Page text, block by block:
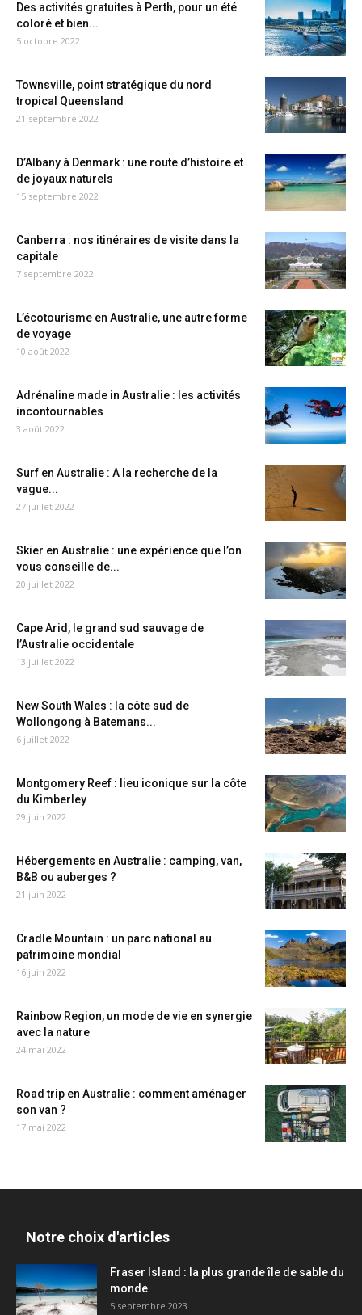
Des activités gratuites à Perth, pour un été
coloré et bien...
5 octobre 2022
Townsville, point stratégique du nord
tropical Queensland
21 septembre 2022
D’Albany à Denmark : une route d’histoire et
de joyaux naturels
15 septembre 2022
Canberra : nos itinéraires de visite dans la
capitale
7 septembre 2022
L’écotourisme en Australie, une autre forme
de voyage
10 août 2022
Adrénaline made in Australie : les activités
incontournables
3 août 2022
Surf en Australie : A la recherche de la
vague...
27 juillet 2022
Skier en Australie : une expérience que l’on
vous conseille de...
20 juillet 2022
Cape Arid, le grand sud sauvage de
l’Australie occidentale
13 juillet 2022
New South Wales : la côte sud de
Wollongong à Batemans...
6 juillet 2022
Montgomery Reef : lieu iconique sur la côte
du Kimberley
29 juin 2022
Hébergements en Australie : camping, van,
B&B ou auberges ?
21 juin 2022
Cradle Mountain : un parc national au
patrimoine mondial
16 juin 2022
Rainbow Region, un mode de vie en synergie
avec la nature
24 mai 2022
Road trip en Australie : comment aménager
son van ?
17 mai 2022
Notre choix d'articles
Fraser Island : la plus grande île de sable du
monde
5 septembre 2023